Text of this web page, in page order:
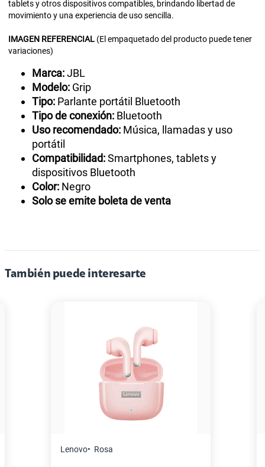
tablets y otros dispositivos compatibles, brindando libertad de
movimiento y una experiencia de uso sencilla.
IMAGEN REFERENCIAL (El empaquetado del producto puede tener
variaciones)
Marca:JBL
Modelo: Grip
Tipo: Parlante portátil Bluetooth
Tipo de conexión: Bluetooth
Uso recomendado: Música, llamadas y uso
portátil
Compatibilidad:Smartphones, tablets y
dispositivos Bluetooth
Color: Negro
Solo se emite boleta de venta
También puede interesarte